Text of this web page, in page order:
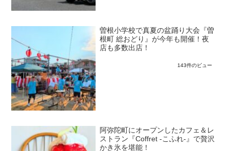
曽根小学校で真夏の盆踊り大会『曽
根町 総おどり』が今年も開催！夜
店も多数出店！
143件のビュー
阿弥陀町にオープンしたカフェ＆レ
ストラン『Coffret -こふれ-』で贅沢
かき氷を堪能！